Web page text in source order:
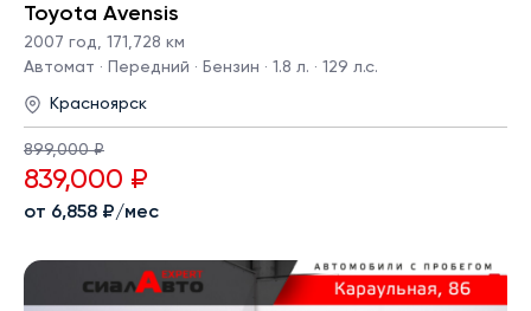
Toyota Avensis
2007 год, 171,728 км
Автомат · Передний · Бензин · 1.8 л. · 129 л.с.
Красноярск
899,000 ₽
839,000 ₽
от 6,858 ₽/мес